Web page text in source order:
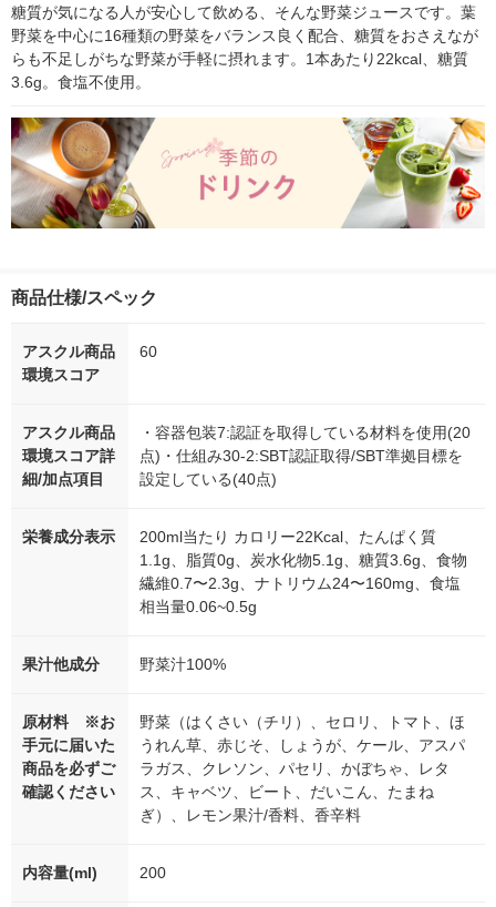
糖質が気になる人が安心して飲める、そんな野菜ジュースです。葉
野菜を中心に16種類の野菜をバランス良く配合、糖質をおさえなが
らも不足しがちな野菜が手軽に摂れます。1本あたり22kcal、糖質
3.6g。食塩不使用。
商品仕様/スペック
アスクル商品
環境スコア
60
アスクル商品
環境スコア詳
細/加点項目
・容器包装7:認証を取得している材料を使用(20
点)・仕組み30-2:SBT認証取得/SBT準拠目標を
設定している(40点)
栄養成分表示
200ml当たり カロリー22Kcal、たんぱく質
1.1g、脂質0g、炭水化物5.1g、糖質3.6g、食物
繊維0.7〜2.3g、ナトリウム24〜160mg、食塩
相当量0.06~0.5g
果汁他成分 野菜汁100%
原材料 ※お
手元に届いた
商品を必ずご
確認ください
野菜（はくさい（チリ）、セロリ、トマト、ほ
うれん草、赤じそ、しょうが、ケール、アスパ
ラガス、クレソン、パセリ、かぼちゃ、レタ
ス、キャベツ、ビート、だいこん、たまね
ぎ）、レモン果汁/香料、香辛料
内容量(ml) 200